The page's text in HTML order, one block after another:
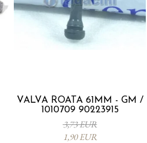
VALVA ROATA 61MM - GM /
1010709 90223915
3,73 EUR
1,90 EUR